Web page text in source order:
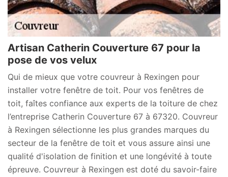
Artisan Catherin Couverture 67 pour la
pose de vos velux
Qui de mieux que votre couvreur à Rexingen pour
installer votre fenêtre de toit. Pour vos fenêtres de
toit, faîtes confiance aux experts de la toiture de chez
l’entreprise Catherin Couverture 67 à 67320. Couvreur
à Rexingen sélectionne les plus grandes marques du
secteur de la fenêtre de toit et vous assure ainsi une
qualité d'isolation de finition et une longévité à toute
épreuve. Couvreur à Rexingen est doté du savoir-faire